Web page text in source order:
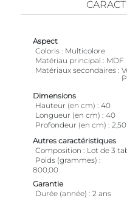
Aspect
Coloris
Multicolore
Matériau principal
MDF
Matériaux secondaires
Dimensions
Hauteur (en cm)
40
Longueur (en cm)
40
Profondeur (en cm)
2,50
Autres caractéristiques
Composition
Lot de 3
Poids (grammes)
800,00
Garantie
Durée (année)
2 ans